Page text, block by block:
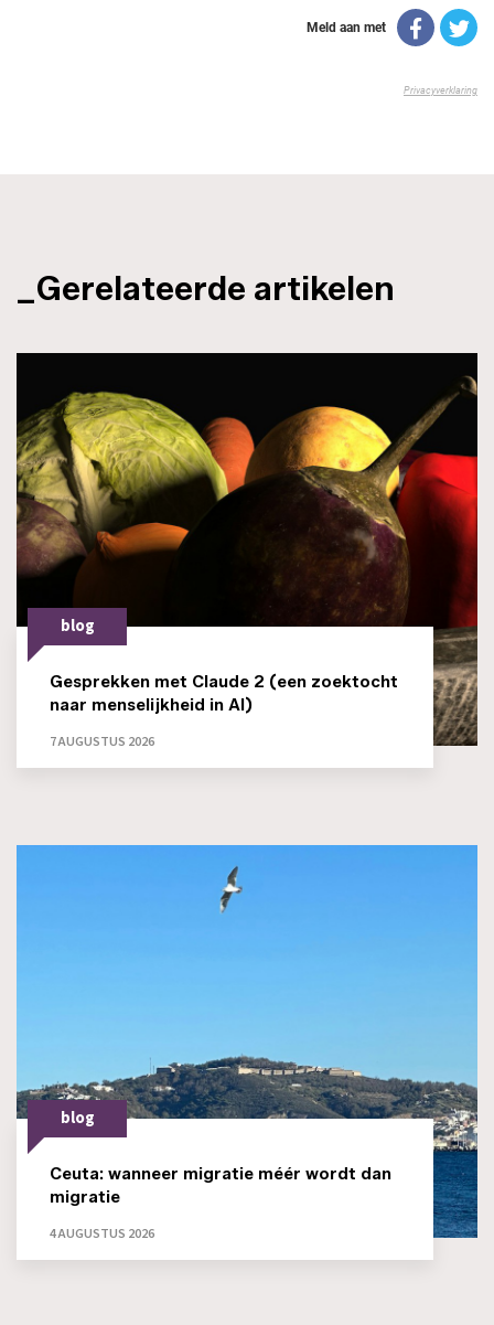
_Gerelateerde artikelen
blog
Gesprekken met Claude 2 (een zoektocht
naar menselijkheid in AI)
7 AUGUSTUS 2026
blog
Ceuta: wanneer migratie méér wordt dan
migratie
4 AUGUSTUS 2026